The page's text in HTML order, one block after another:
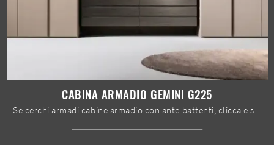
CABINA ARMADIO GEMINI G225
Se cerchi armadi cabine armadio con ante battenti, clicca e scopri l'armadio Cabina armadio Gemini G225 di Moretti Compact Giorno Notte in melaminico.